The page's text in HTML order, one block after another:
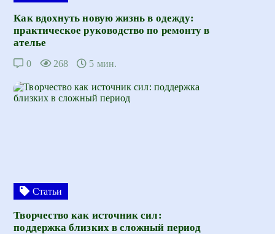
Как вдохнуть новую жизнь в одежду:
практическое руководство по ремонту в
ателье
0 268 5 мин.
Статьи
Творчество как источник сил:
поддержка близких в сложный период